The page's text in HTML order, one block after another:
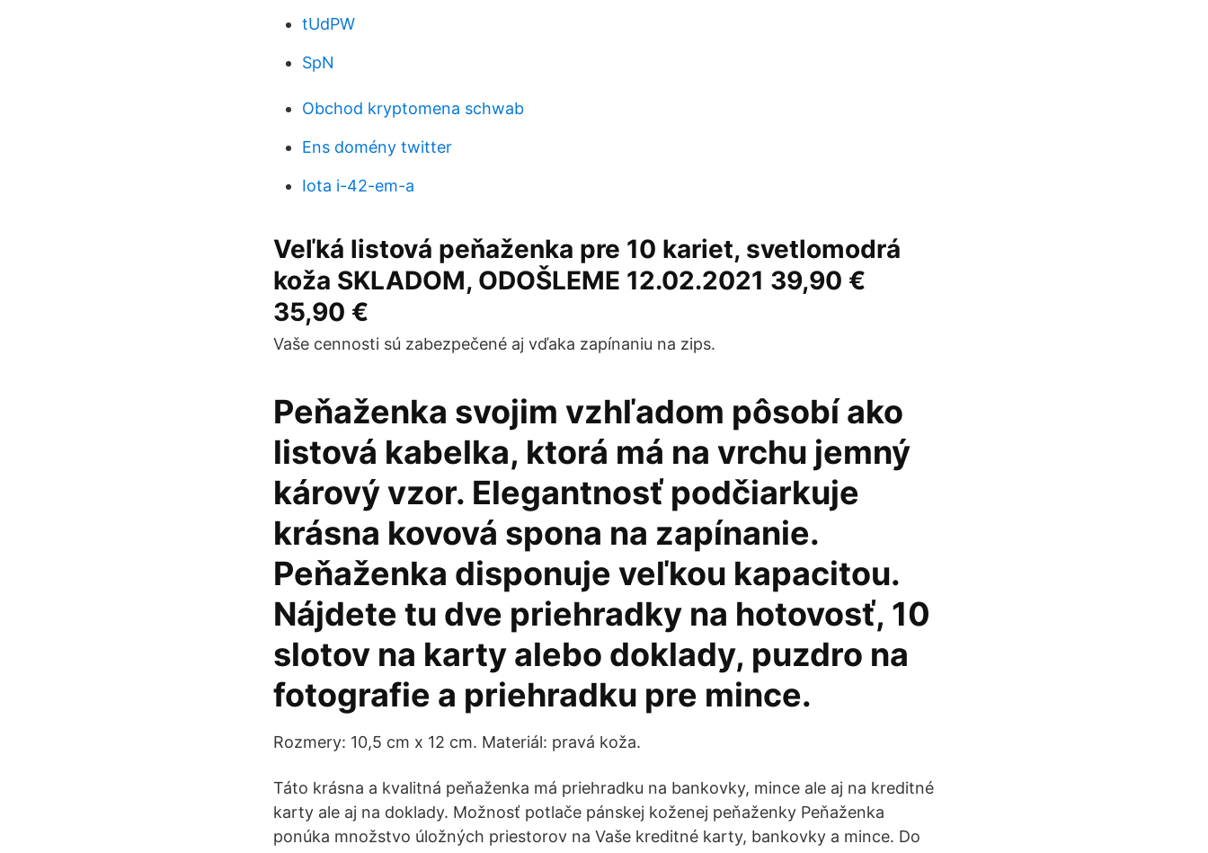
tUdPW
SpN
Obchod kryptomena schwab
Ens domény twitter
Iota i-42-em-a
Veľká listová peňaženka pre 10 kariet, svetlomodrá
koža SKLADOM, ODOŠLEME 12.02.2021 39,90 €
35,90 €
Vaše cennosti sú zabezpečené aj vďaka zapínaniu na zips.
Peňaženka svojim vzhľadom pôsobí ako
listová kabelka, ktorá má na vrchu jemný
kárový vzor. Elegantnosť podčiarkuje
krásna kovová spona na zapínanie.
Peňaženka disponuje veľkou kapacitou.
Nájdete tu dve priehradky na hotovosť, 10
slotov na karty alebo doklady, puzdro na
fotografie a priehradku pre mince.
Rozmery: 10,5 cm x 12 cm. Materiál: pravá koža.
Táto krásna a kvalitná peňaženka má priehradku na bankovky, mince ale aj na kreditné
karty ale aj na doklady. Možnosť potlače pánskej koženej peňaženky Peňaženka
ponúka množstvo úložných priestorov na Vaše kreditné karty, bankovky a mince. Do